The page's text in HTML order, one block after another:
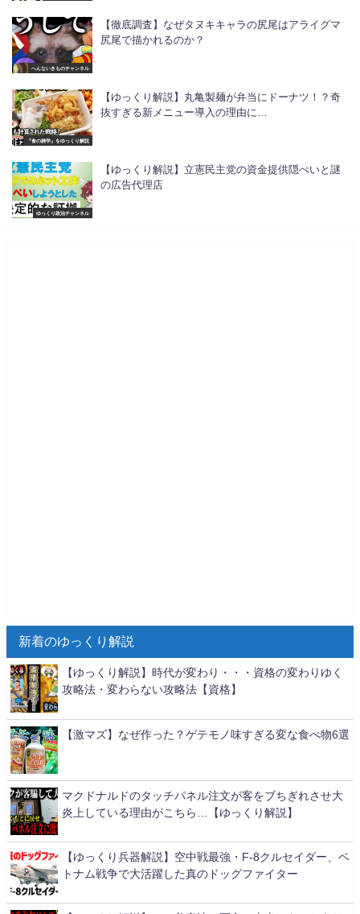
へんないきものチャンネル
【徹底調査】なぜタヌキキャラの尻尾はアライグマ
尻尾で描かれるのか？
『食の雑学』をゆっくり解説
【ゆっくり解説】丸亀製麺が弁当にドーナツ！？奇
抜すぎる新メニュー導入の理由に…
ゆっくり政治チャンネル
【ゆっくり解説】立憲民主党の資金提供隠ぺいと謎
の広告代理店
新着のゆっくり解説
【ゆっくり解説】時代が変わり・・・資格の変わりゆく
攻略法・変わらない攻略法【資格】
【激マズ】なぜ作った？ゲテモノ味すぎる変な食べ物6選
マクドナルドのタッチパネル注文が客をブちぎれさせ大
炎上している理由がこちら…【ゆっくり解説】
【ゆっくり兵器解説】空中戦最強・F-8クルセイダー、ベ
トナム戦争で大活躍した真のドッグファイター